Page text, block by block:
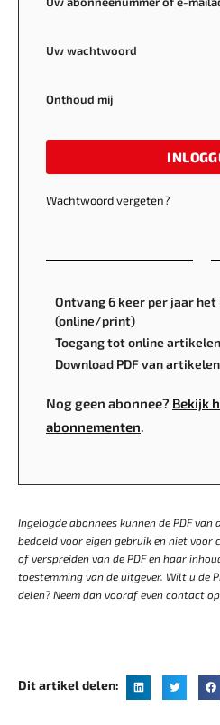
Uw wachtwoord
Onthoud mij
Wachtwoord vergeten?
Ontvang 6 keer per jaar het
(online/print)
Toegang tot online
Download PDF van artikelen
Nog geen abonnee? Bekijk
abonnementen
Ingelogde abonnees kunnen de PDF
bedoeld voor eigen gebruik en niet voor
of verspreiden van de PDF en haar
toestemming van de uitgever. Wilt u de
delen? Neem dan vooraf even contact
Dit artikel delen: